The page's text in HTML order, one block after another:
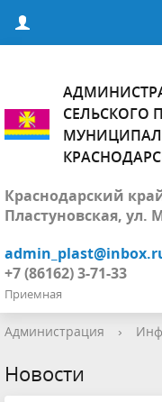
СЕЛЬСКОГО
Краснодарский
Пластуновская, ул.
+7 (86162) 3-71-33
Приемная
Администрация ›
Новости